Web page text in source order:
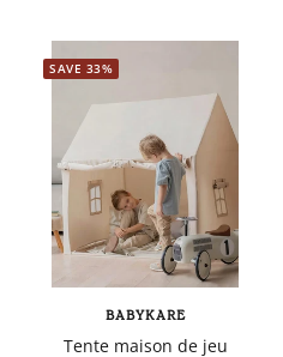
SAVE 33%
BABYKARE
Tente maison de jeu